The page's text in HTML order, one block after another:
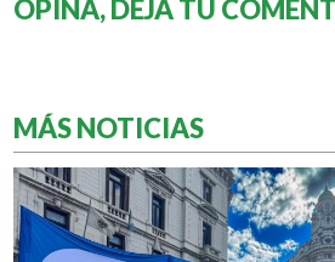
OPINÁ, DEJÁ TU
MÁS NOTICIAS